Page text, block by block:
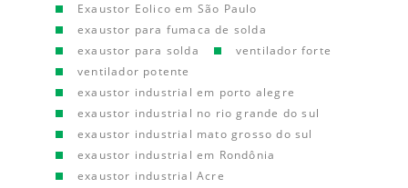
Exaustor Eolico em São Paulo
exaustor para fumaca de solda
exaustor para solda
ventilador forte
ventilador potente
exaustor industrial em porto alegre
exaustor industrial no rio grande do sul
exaustor industrial mato grosso do sul
exaustor industrial em Rondônia
exaustor industrial Acre